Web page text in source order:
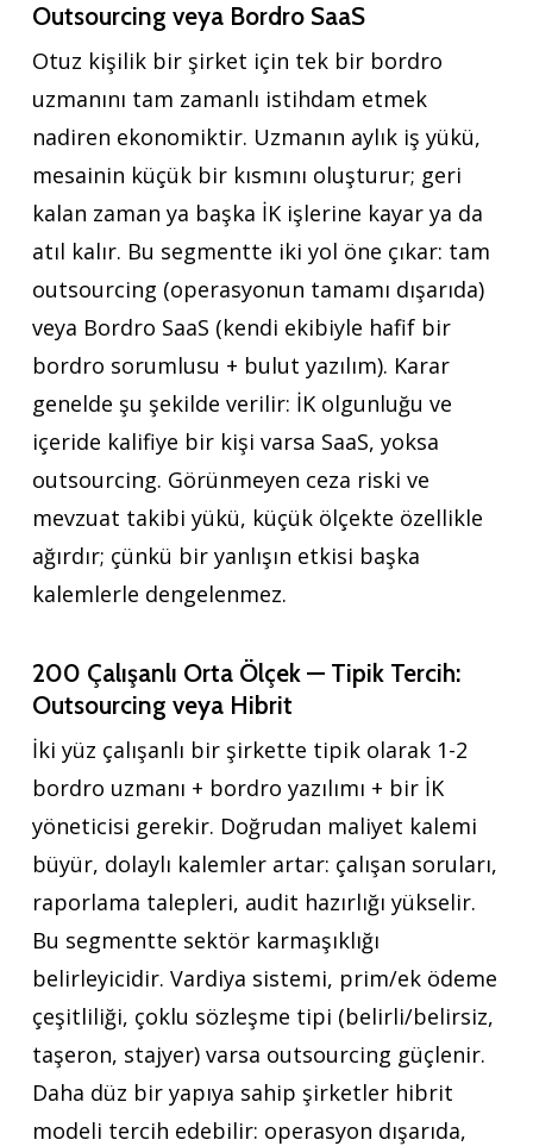
Outsourcing veya Bordro SaaS
Otuz kişilik bir şirket için tek bir bordro
uzmanını tam zamanlı istihdam etmek
nadiren ekonomiktir. Uzmanın aylık iş yükü,
mesainin küçük bir kısmını oluşturur; geri
kalan zaman ya başka İK işlerine kayar ya da
atıl kalır. Bu segmentte iki yol öne çıkar: tam
outsourcing (operasyonun tamamı dışarıda)
veya Bordro SaaS (kendi ekibiyle hafif bir
bordro sorumlusu + bulut yazılım). Karar
genelde şu şekilde verilir: İK olgunluğu ve
içeride kalifiye bir kişi varsa SaaS, yoksa
outsourcing. Görünmeyen ceza riski ve
mevzuat takibi yükü, küçük ölçekte özellikle
ağırdır; çünkü bir yanlışın etkisi başka
kalemlerle dengelenmez.
200 Çalışanlı Orta Ölçek — Tipik Tercih:
Outsourcing veya Hibrit
İki yüz çalışanlı bir şirkette tipik olarak 1-2
bordro uzmanı + bordro yazılımı + bir İK
yöneticisi gerekir. Doğrudan maliyet kalemi
büyür, dolaylı kalemler artar: çalışan soruları,
raporlama talepleri, audit hazırlığı yükselir.
Bu segmentte sektör karmaşıklığı
belirleyicidir. Vardiya sistemi, prim/ek ödeme
çeşitliliği, çoklu sözleşme tipi (belirli/belirsiz,
taşeron, stajyer) varsa outsourcing güçlenir.
Daha düz bir yapıya sahip şirketler hibrit
modeli tercih edebilir: operasyon dışarıda,